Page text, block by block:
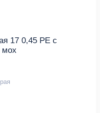
17 0,45 PE с
мох